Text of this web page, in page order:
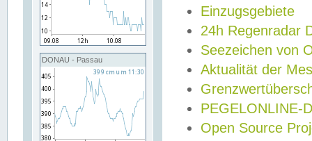
DONAU - Passau
Einzugsgebiete
24h Regenradar
Seezeichen von
Aktualität der
PEGELONLINE-
Open Source